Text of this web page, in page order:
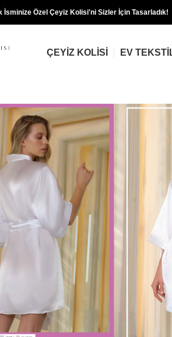
İsminize Özel Çeyiz Kolisi'ni Sizler İçin Tasarladık!
ÇEYIZ KOLISI EV
to enlarge